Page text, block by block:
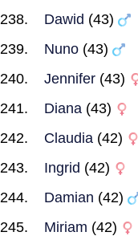
Dawid (43)
Nuno (43)
Jennifer (43)
Diana (43)
Claudia (42)
Ingrid (42)
Damian (42)
Miriam (42)